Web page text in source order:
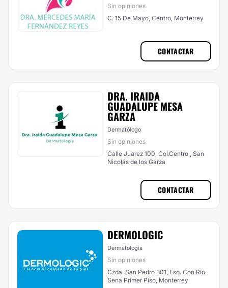
Sin opiniones
C. 15 De Mayo, Centro, Monterrey
CONTACTAR
DRA. IRAIDA
GUADALUPE MESA
GARZA
Dermatólogo
Sin opiniones
Calle Juarez 100, Col.Centro,, San
Nicolás de los Garza
CONTACTAR
DERMOLOGIC
Dermatología
Sin opiniones
Czda. San Pedro 301, Esq. Con Río
Sena Primer Piso, Monterrey